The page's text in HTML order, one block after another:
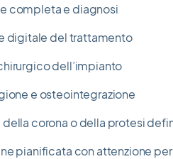
completa e diagnosi
digitale del trattamento
dell’impianto
e osteointegrazione
corona o della protesi
pianificata con attenzione